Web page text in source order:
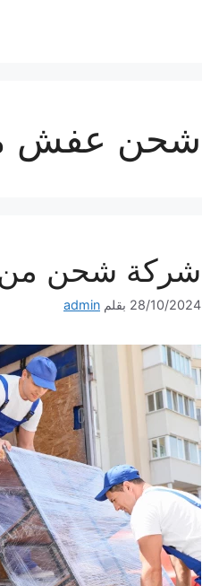
شحن عفش
شركة شحن من
28/10/2024 بقلم admin